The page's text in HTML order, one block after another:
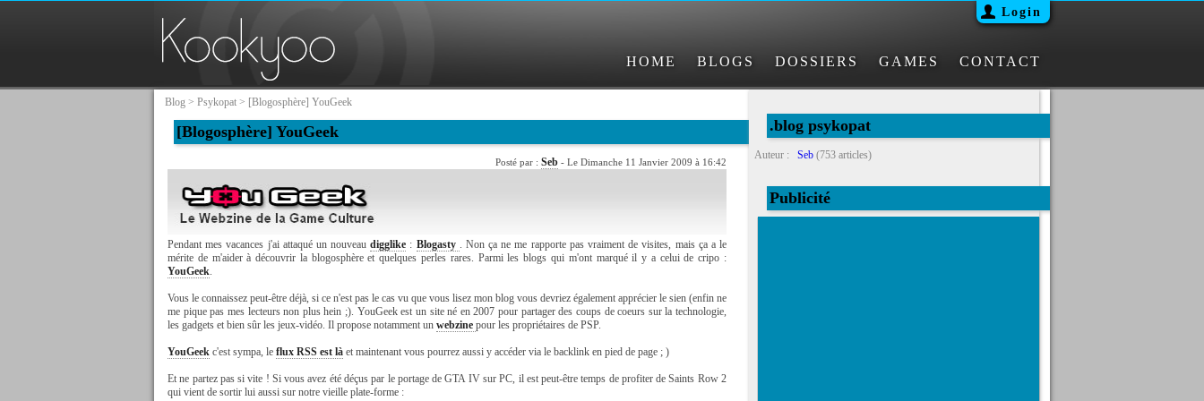
Login
HOME BLOGS DOSSIERS GAMES CONTACT
Blog > Psykopat > [Blogosphère] YouGeek
[Blogosphère] YouGeek
Posté par : Seb - Le Dimanche 11 Janvier 2009 à 16:42
Pendant mes vacances j'ai attaqué un nouveaudigglike : Blogasty . Non ça ne me rapporte pas vraiment de visites, mais ça a le
mérite de m'aider à découvrir la blogosphère et quelques perles rares. Parmi les blogs qui m'ont marqué il y a celui de cripo :
YouGeek.
Vous le connaissez peut-être déjà, si ce n'est pas le cas vu que vous lisez mon blog vous devriez également apprécier le sien (enfin ne
me pique pas mes lecteurs non plus hein ;). YouGeek est un site né en 2007 pour partager des coups de coeurs sur la technologie,
les gadgets et bien sûr les jeux-vidéo. Il propose notamment un webzine pour les propriétaires de PSP.
YouGeek c'est sympa, le flux RSS est là et maintenant vous pourrez aussi y accéder via le backlink en pied de page ; )
Et ne partez pas si vite ! Si vous avez été déçus par le portage de GTA IV sur PC, il est peut-être temps de profiter de Saints Row 2
qui vient de sortir lui aussi sur notre vieille plate-forme :
.blog psykopat
Auteur : Seb (753 articles)
Publicité